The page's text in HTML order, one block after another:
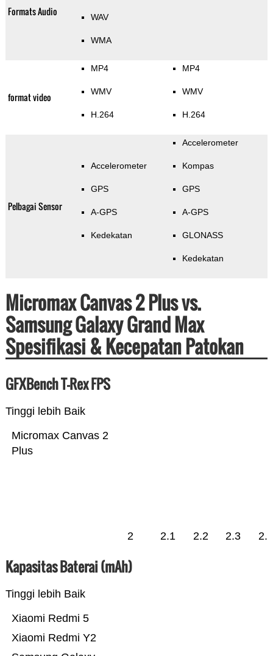
Formats Audio WAV
WMA
format video
MP4
WMV
H.264
MP4
WMV
H.264
Pelbagai Sensor
Accelerometer
GPS
A-GPS
Kedekatan
Accelerometer
Kompas
GPS
A-GPS
GLONASS
Kedekatan
Micromax Canvas 2 Plus vs.
Samsung Galaxy Grand Max
Spesifikasi & Kecepatan Patokan
GFXBench T-Rex FPS
Tinggi lebih Baik
Micromax Canvas 2
Plus
2 2.1 2.2 2.3 2.4
Kapasitas Baterai (mAh)
Tinggi lebih Baik
Xiaomi Redmi Y2
Xiaomi Redmi 5